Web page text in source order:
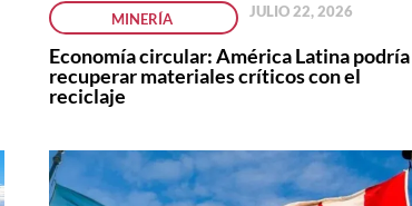
MINERÍA JULIO 22, 2026
Economía circular: América Latina podría
recuperar materiales críticos con el
reciclaje